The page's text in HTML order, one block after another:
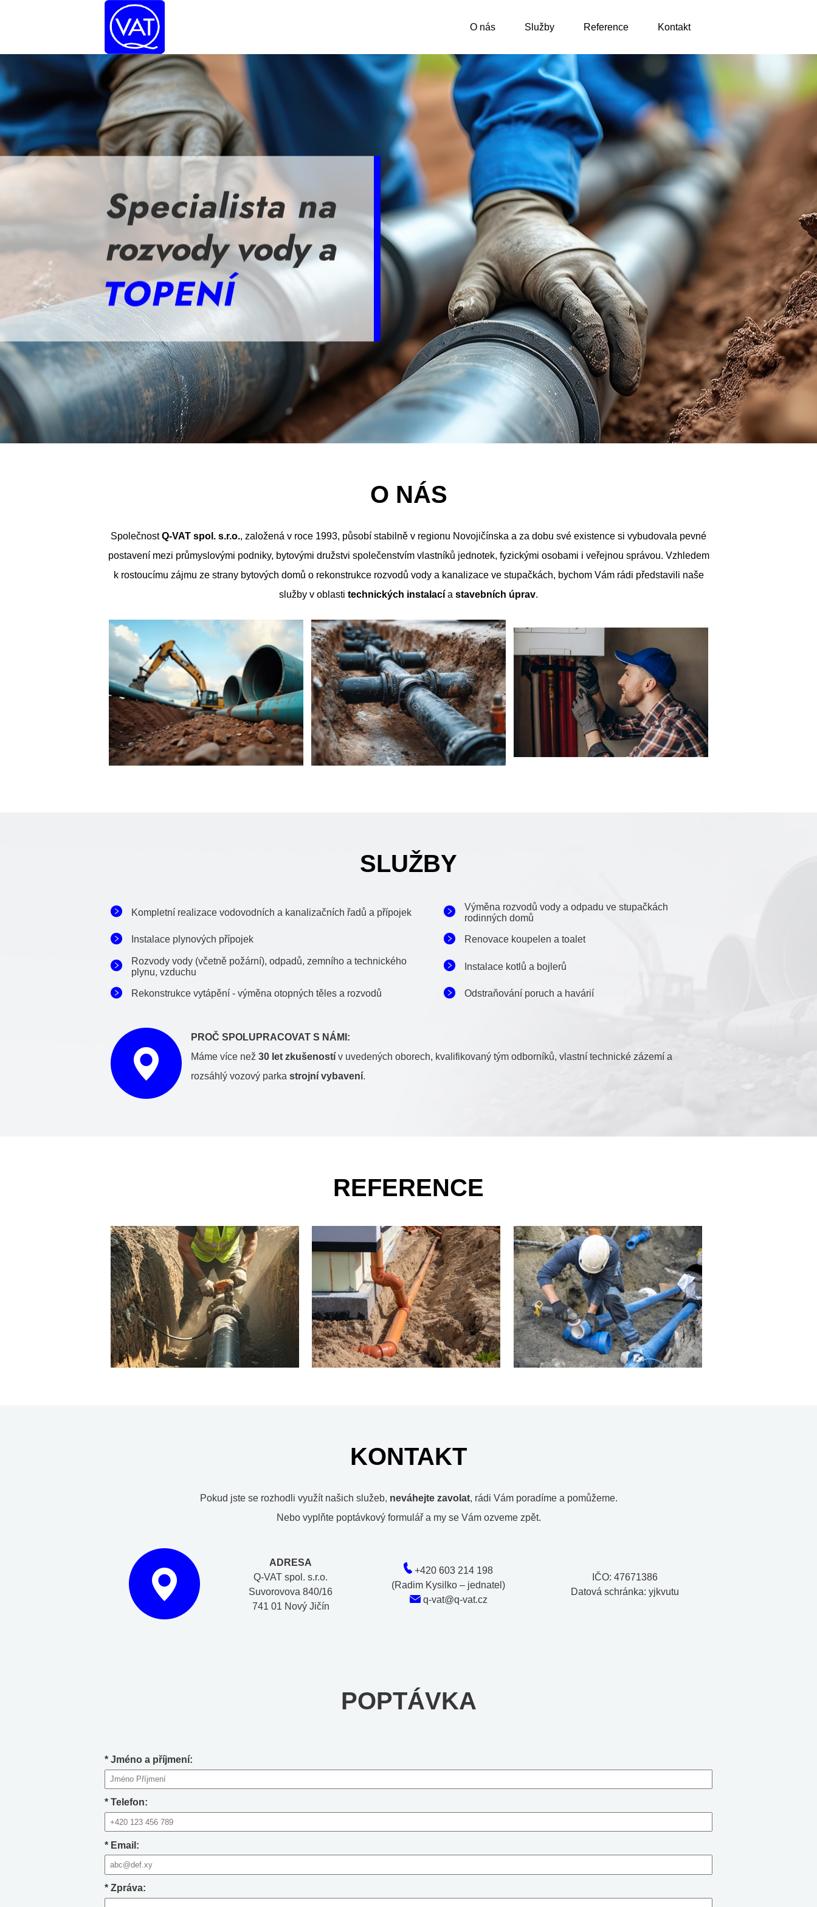
O nás Služby Reference Kontakt
O NÁS
SpolečnostQ-VAT spol. s.r.o., založená v roce 1993, působí stabilně v regionu Novojičínska a za dobu své existence si vybudovala pevné
postavení mezi průmyslovými podniky, bytovými družstvi společenstvím vlastníků jednotek, fyzickými osobami i veřejnou správou. Vzhledem
k rostoucímu zájmu ze strany bytových domů o rekonstrukce rozvodů vody a kanalizace ve stupačkách, bychom Vám rádi představili naše
služby v oblasti technických instalací a stavebních úprav.
SLUŽBY
Kompletní realizace vodovodních a kanalizačních řadů a přípojek
Výměna rozvodů vody a odpadu ve stupačkách
rodinných domů
Instalace plynových přípojek Renovace koupelen a toalet
Rozvody vody (včetně požární), odpadů, zemního a technického
plynu, vzduchu
Instalace kotlů a bojlerů
Rekonstrukce vytápění - výměna otopných těles a rozvodů Odstraňování poruch a havárií
PROČ SPOLUPRACOVAT S NÁMI:
Máme více než 30 let zkušeností v uvedených oborech, kvalifikovaný tým odborníků, vlastní technické zázemí a
rozsáhlý vozový parka strojní vybavení.
REFERENCE
KONTAKT
Pokud jste se rozhodli využít našich služeb, neváhejte zavolat, rádi Vám poradíme a pomůžeme.
Nebo vyplňte poptávkový formulář a my se Vám ozveme zpět.
ADRESA
Q-VAT spol. s.r.o.
Suvorovova 840/16
741 01 Nový Jičín
+420 603 214 198
(Radim Kysilko – jednatel)
q-vat@q-vat.cz
IČO: 47671386
Datová schránka: yjkvutu
POPTÁVKA
* Jméno a příjmení:
* Telefon:
* Email:
* Zpráva: